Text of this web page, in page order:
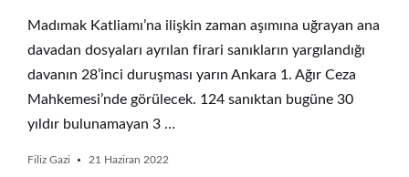
Madımak Katliamı’na ilişkin zaman aşımına uğrayan ana
davadan dosyaları ayrılan firari sanıkların yargılandığı
davanın 28’inci duruşması yarın Ankara 1. Ağır Ceza
Mahkemesi’nde görülecek. 124 sanıktan bugüne 30
yıldır bulunamayan 3 …
Filiz Gazi 21 Haziran 2022